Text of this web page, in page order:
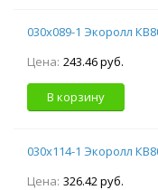
030х089-1 Экоролл
Цена: 243.46 руб.
В корзину
030х114-1 Экоролл
Цена: 326.42 руб.